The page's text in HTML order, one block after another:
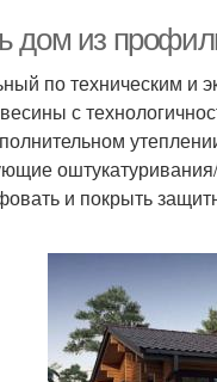
дом из
по техническим и
с
и покрыть